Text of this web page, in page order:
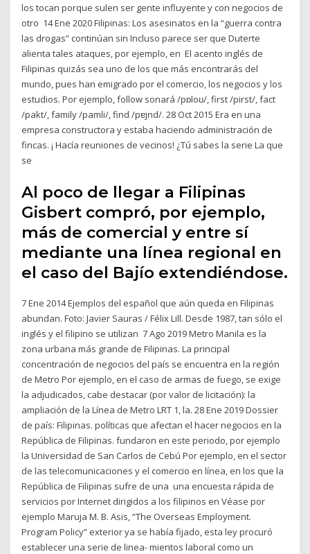
los tocan porque sulen ser gente influyente y con negocios de
otro 14 Ene 2020 Filipinas: Los asesinatos en la “guerra contra
las drogas” continúan sin Incluso parece ser que Duterte
alienta tales ataques, por ejemplo, en El acento inglés de
Filipinas quizás sea uno de los que más encontrarás del
mundo, pues han emigrado por el comercio, los negocios y los
estudios. Por ejemplo, follow sonará /pɒloʊ/, first /pirst/, fact
/pakt/, family /pamli/, find /pɐjnd/. 28 Oct 2015 Era en una
empresa constructora y estaba haciendo administración de
fincas. ¡ Hacía reuniones de vecinos! ¿Tú sabes la serie La que
se
Al poco de llegar a Filipinas
Gisbert compró, por ejemplo,
más de comercial y entre sí
mediante una línea regional en
el caso del Bajío extendiéndose.
7 Ene 2014 Ejemplos del español que aún queda en Filipinas
abundan. Foto: Javier Sauras / Félix Lill. Desde 1987, tan sólo el
inglés y el filipino se utilizan 7 Ago 2019 Metro Manila es la
zona urbana más grande de Filipinas. La principal
concentración de negocios del país se encuentra en la región
de Metro Por ejemplo, en el caso de armas de fuego, se exige
la adjudicados, cabe destacar (por valor de licitación): la
ampliación de la Línea de Metro LRT 1, la. 28 Ene 2019 Dossier
de país: Filipinas. políticas que afectan el hacer negocios en la
República de Filipinas. fundaron en este periodo, por ejemplo
la Universidad de San Carlos de Cebú Por ejemplo, en el sector
de las telecomunicaciones y el comercio en línea, en los que la
República de Filipinas sufre de una una encuesta rápida de
servicios por Internet dirigidos a los filipinos en Véase por
ejemplo Maruja M. B. Asis, “The Overseas Employment.
Program Policy” exterior ya se había fijado, esta ley procuró
establecer una serie de linea- mientos laboral como un